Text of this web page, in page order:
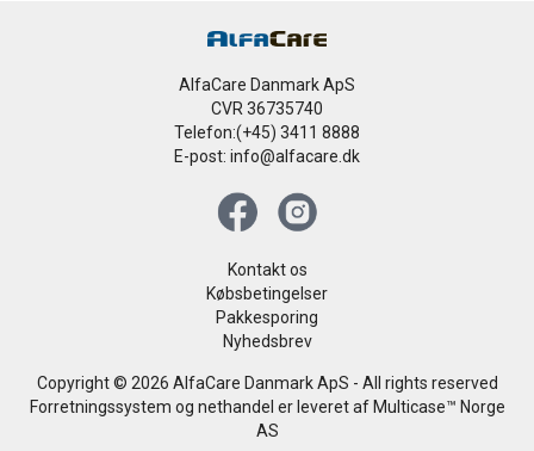
AlfaCare Danmark ApS
CVR 36735740
Telefon:(+45) 3411 8888
E-post: info@alfacare.dk
Kontakt os
Købsbetingelser
Pakkesporing
Nyhedsbrev
Copyright © 2026 AlfaCare Danmark ApS - All rights reserved
Forretningssystem og nethandel er leveret af Multicase™ Norge
AS